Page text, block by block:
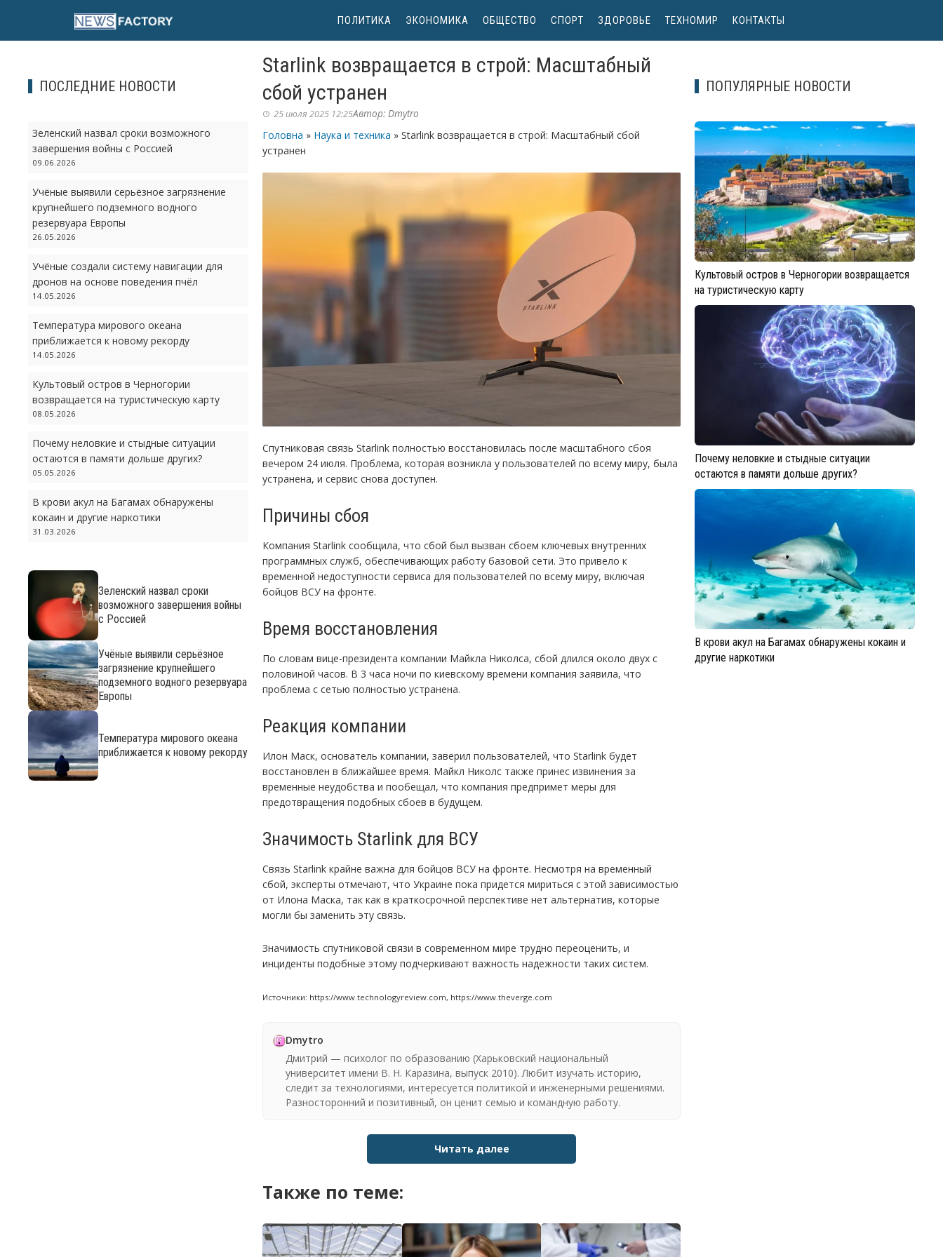
content
ПОЛИТИКА ЭКОНОМИКА ОБЩЕСТВО СПОРТ ЗДОРОВЬЕ ТЕХНОМИР КОНТАКТЫ
ПОСЛЕДНИЕ НОВОСТИ
Зеленский назвал сроки возможного
завершения войны с Россией
09.06.2026
Учёные выявили серьёзное загрязнение
крупнейшего подземного водного
резервуара Европы
26.05.2026
Учёные создали систему навигации для
дронов на основе поведения пчёл
14.05.2026
Температура мирового океана
приближается к новому рекорду
14.05.2026
Культовый остров в Черногории
возвращается на туристическую карту
08.05.2026
Почему неловкие и стыдные ситуации
остаются в памяти дольше других?
05.05.2026
В крови акул на Багамах обнаружены
кокаин и другие наркотики
31.03.2026
Зеленский назвал сроки
возможного завершения войны
с Россией
Учёные выявили серьёзное
загрязнение крупнейшего
подземного водного резервуара
Европы
Температура мирового океана
приближается к новому рекорду
Starlink возвращается в строй: Масштабный
сбой устранен
25 июля 2025 12:25Автор:Dmytro
Головна » Наука и техника » Starlink возвращается в строй: Масштабный сбой
устранен
Спутниковая связь Starlink полностью восстановилась после масштабного сбоя
вечером 24 июля. Проблема, которая возникла у пользователей по всему миру, была
устранена, и сервис снова доступен.
Причины сбоя
Компания Starlink сообщила, что сбой был вызван сбоем ключевых внутренних
программных служб, обеспечивающих работу базовой сети. Это привело к
временной недоступности сервиса для пользователей по всему миру, включая
бойцов ВСУ на фронте.
Время восстановления
По словам вице-президента компании Майкла Николса, сбой длился около двух с
половиной часов. В 3 часа ночи по киевскому времени компания заявила, что
проблема с сетью полностью устранена.
Реакция компании
Илон Маск, основатель компании, заверил пользователей, что Starlink будет
восстановлен в ближайшее время. Майкл Николс также принес извинения за
временные неудобства и пообещал, что компания предпримет меры для
предотвращения подобных сбоев в будущем.
Значимость Starlink для ВСУ
Связь Starlink крайне важна для бойцов ВСУ на фронте. Несмотря на временный
сбой, эксперты отмечают, что Украине пока придется мириться с этой зависимостью
от Илона Маска, так как в краткосрочной перспективе нет альтернатив, которые
могли бы заменить эту связь.
Значимость спутниковой связи в современном мире трудно переоценить, и
инциденты подобные этому подчеркивают важность надежности таких систем.
Источники: https://www.technologyreview.com, https://www.theverge.com
Dmytro
Дмитрий — психолог по образованию (Харьковский национальный
университет имени В. Н. Каразина, выпуск 2010). Любит изучать историю,
следит за технологиями, интересуется политикой и инженерными решениями.
Разносторонний и позитивный, он ценит семью и командную работу.
Читать далее
Также по теме:
ПОПУЛЯРНЫЕ НОВОСТИ
Культовый остров в Черногории возвращается
на туристическую карту
Почему неловкие и стыдные ситуации
остаются в памяти дольше других?
В крови акул на Багамах обнаружены кокаин и
другие наркотики